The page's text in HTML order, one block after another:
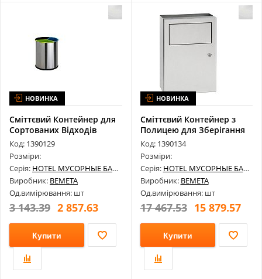
НОВИНКА
Сміттєвий Контейнер для
Сортованих Відходів
Bemeta 1...
Код: 1390129
Розміри:
Серія: HOTEL МУСОРНЫЕ БАКИ
Виробник: BEMETA
Од.вимірювання: шт
3 143.39 2 857.63
Купити
НОВИНКА
Сміттєвий Контейнер з
Полицею для Зберігання
Bemeta ...
Код: 1390134
Розміри:
Серія: HOTEL МУСОРНЫЕ БАКИ
Виробник: BEMETA
Од.вимірювання: шт
17 467.53 15 879.57
Купити